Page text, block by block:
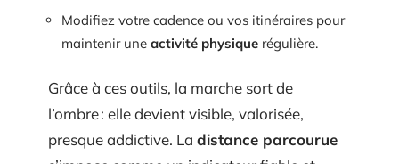
Modifiez votre cadence ou vos itinéraires pour
maintenir une activité physique régulière.
Grâce à ces outils, la marche sort de
l’ombre : elle devient visible, valorisée,
presque addictive. La distance parcourue